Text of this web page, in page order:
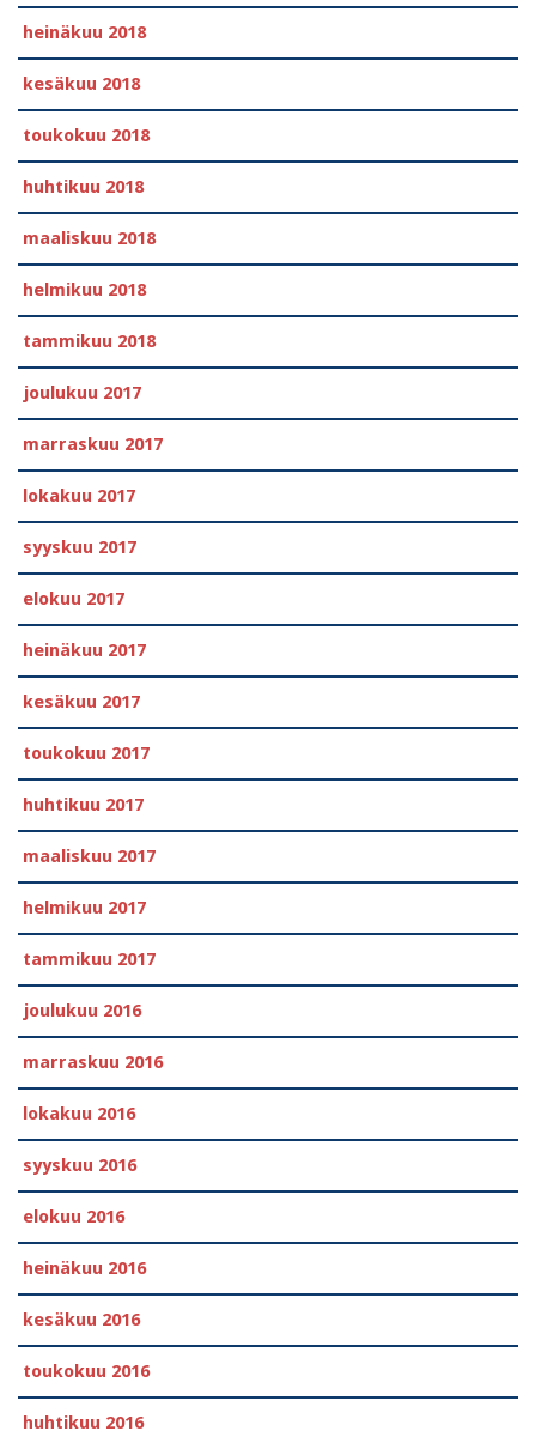
heinäkuu 2018
kesäkuu 2018
toukokuu 2018
huhtikuu 2018
maaliskuu 2018
helmikuu 2018
tammikuu 2018
joulukuu 2017
marraskuu 2017
lokakuu 2017
syyskuu 2017
elokuu 2017
heinäkuu 2017
kesäkuu 2017
toukokuu 2017
huhtikuu 2017
maaliskuu 2017
helmikuu 2017
tammikuu 2017
joulukuu 2016
marraskuu 2016
lokakuu 2016
syyskuu 2016
elokuu 2016
heinäkuu 2016
kesäkuu 2016
toukokuu 2016
huhtikuu 2016